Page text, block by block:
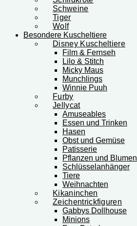
Schweine
Tiger
Wolf
Besondere Kuscheltiere
Disney Kuscheltiere
Film & Fernseh
Lilo & Stitch
Micky Maus
Munchlings
Winnie Puuh
Furby
Jellycat
Amuseables
Essen und Trinken
Hasen
Obst und Gemüse
Patisserie
Pflanzen und Blumen
Schlüsselanhänger
Tiere
Weihnachten
Kikaninchen
Zeichentrickfiguren
Gabbys Dollhouse
Minions